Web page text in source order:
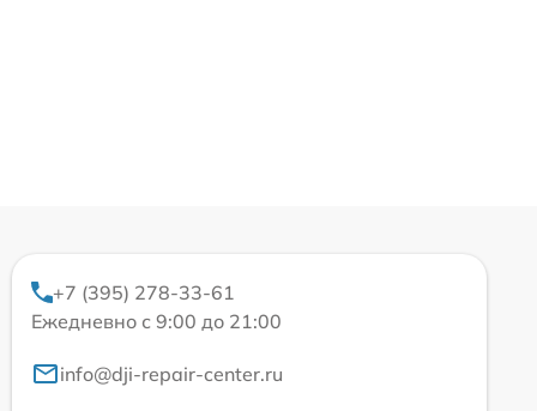
+7 (395) 278-33-61
Ежедневно с 9:00 до 21:00
info@dji-repair-center.ru